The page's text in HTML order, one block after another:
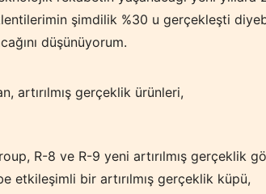
şimdilik %30 u gerçekleşti
düşünüyorum.
artırılmış gerçeklik ürünleri,
R-8 ve R-9 yeni artırılmış gerçeklik
etkileşimli bir artırılmış gerçeklik küpü,